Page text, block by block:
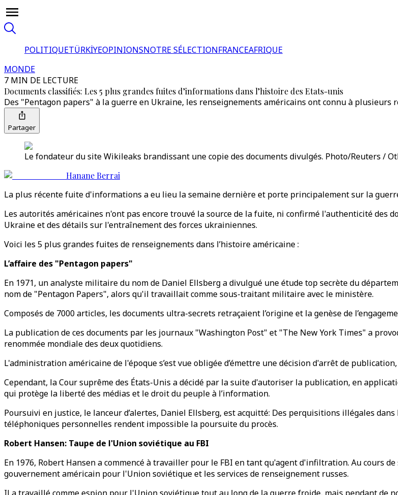
POLITIQUETÜRKİYEOPINIONSNOTRE SÉLECTIONFRANCEAFRIQUE
MONDE
7 MIN DE LECTURE
Documents classifiés: Les 5 plus grandes fuites d’informations dans l’histoire des Etats-unis
Des "Pentagon papers" à la guerre en Ukraine, les renseignements américains ont connu à
Partager
Le fondateur du site Wikileaks brandissant une copie des documents divulgés. Photo/Reuters /
Hanane Berrai
La plus récente fuite d'informations a eu lieu la semaine dernière et porte principalement sur la
Les autorités américaines n'ont pas encore trouvé la source de la fuite, ni confirmé l'authenticité des
Ukraine et des détails sur l'entraînement des forces ukrainiennes.
Voici les 5 plus grandes fuites de renseignements dans l’histoire américaine :
L’affaire des "Pentagon papers"
En 1971, un analyste militaire du nom de Daniel Ellsberg a divulgué une étude top secrète du
nom de "Pentagon Papers", alors qu'il travaillait comme sous-traitant militaire avec le ministère.
Composés de 7000 articles, les documents ultra-secrets retraçaient l’origine et la genèse de
La publication de ces documents par les journaux "Washington Post" et "The New York Times" a
renommée mondiale des deux quotidiens.
L'administration américaine de l'époque s’est vue obligée d’émettre une décision d'arrêt de
Cependant, la Cour suprême des États-Unis a décidé par la suite d'autoriser la publication, en
qui protège la liberté des médias et le droit du peuple à l’information.
Poursuivi en justice, le lanceur d’alertes, Daniel Ellsberg, est acquitté: Des perquisitions illégales
téléphoniques personnelles rendent impossible la poursuite du procès.
Robert Hansen: Taupe de l'Union soviétique au FBI
En 1976, Robert Hansen a commencé à travailler pour le FBI en tant qu'agent d'infiltration. Au cours
gouvernement américain pour l'Union soviétique et les services de renseignement russes.